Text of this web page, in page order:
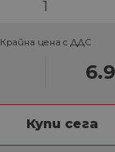
Крайна цена с ДДС
Купи сега